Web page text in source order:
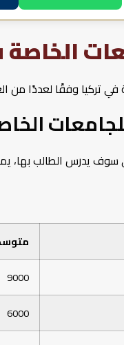
تركيا وفقًا لعددًا من
سوف يدرس الطالب بها،
9000
6000